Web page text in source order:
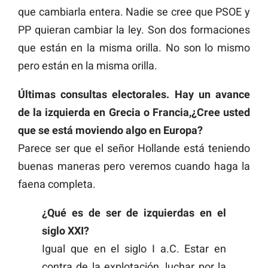
que cambiarla entera. Nadie se cree que PSOE y
PP quieran cambiar la ley. Son dos formaciones
que están en la misma orilla. No son lo mismo
pero están en la misma orilla.
Últimas consultas electorales. Hay un avance
de la izquierda en Grecia o Francia,¿Cree usted
que se está moviendo algo en Europa?
Parece ser que el señor Hollande está teniendo
buenas maneras pero veremos cuando haga la
faena completa.
¿Qué es de ser de izquierdas en el
siglo XXI?
Igual que en el siglo I a.C. Estar en